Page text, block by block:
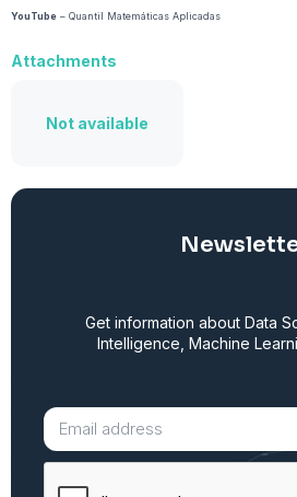
YouTube – Quantil Matemáticas Aplicadas
Attachments
Not available
Get information about Data
Intelligence, Machine